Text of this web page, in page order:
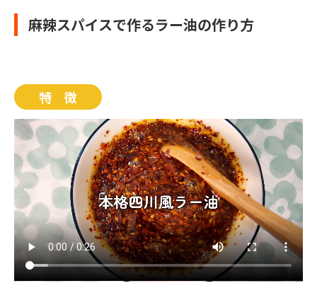
麻辣スパイスで作るラー油の作り方
特 徴